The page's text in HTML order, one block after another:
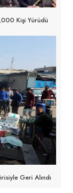
Kişi Yürüdü
Geri Alındı